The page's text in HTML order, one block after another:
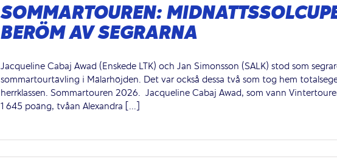
SOMMARTOUREN:
BERÖM AV SEGRARNA
Jacqueline Cabaj Awad (Enskede LTK) och Jan Simonsson (SALK) stod som
sommartourtävling i Mälarhöjden. Det var också dessa två som tog hem
herrklassen. Sommartouren 2026. Jacqueline Cabaj Awad, som vann
1 645 poäng, tvåan Alexandra [...]